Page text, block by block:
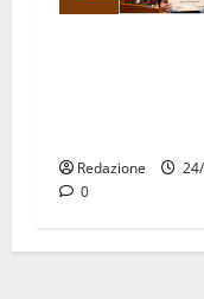
Redazione
0